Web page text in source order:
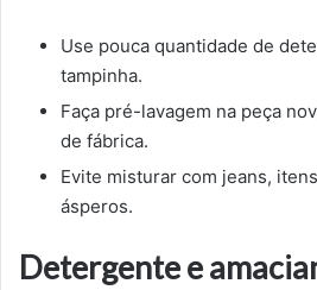
Use pouca quantidade de
tampinha.
Faça pré-lavagem na peça
de fábrica.
Evite misturar com jeans,
ásperos.
Detergente e